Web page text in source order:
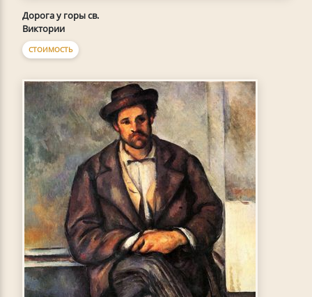
Дорога у горы св.
Виктории
СТОИМОСТЬ